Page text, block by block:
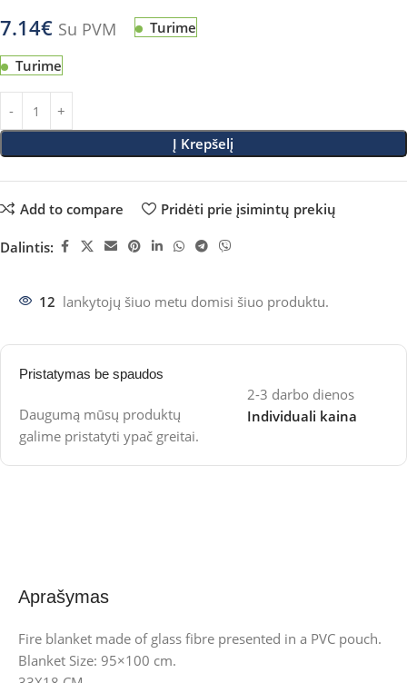
7.14€ Su PVM Turime
Turime
Į Krepšelį
Add to compare Pridėti prie įsimintų prekių
Dalintis:
12 lankytojų šiuo metu domisi šiuo produktu.
Pristatymas be spaudos
Daugumą mūsų produktų
galime pristatyti ypač greitai.
2-3 darbo dienos
Individuali kaina
Aprašymas
Fire blanket made of glass fibre presented in a PVC pouch.
Blanket Size: 95×100 cm.